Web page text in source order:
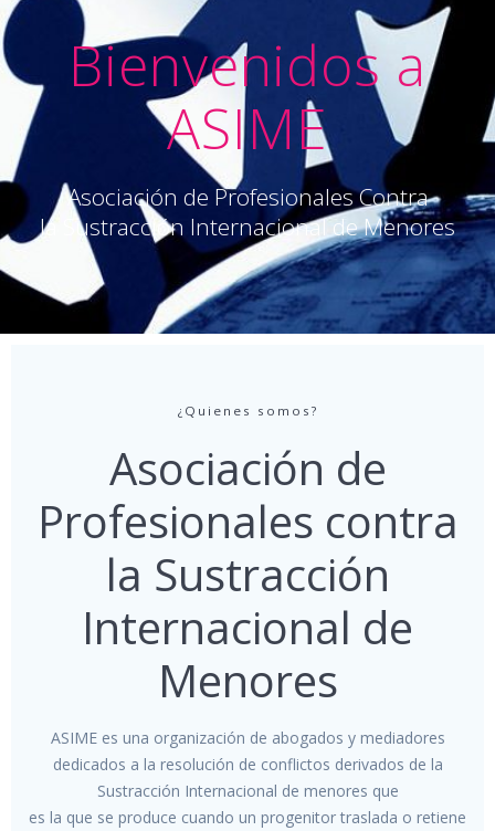
Bienvenidos a
ASIME
Asociación de Profesionales Contra
la Sustracción Internacional de Menores
¿Quienes somos?
Asociación de
Profesionales contra
la Sustracción
Internacional de
Menores
ASIME es una organización de abogados y mediadores
dedicados a la resolución de conflictos derivados de la
Sustracción Internacional de menores que
es la que se produce cuando un progenitor traslada o retiene